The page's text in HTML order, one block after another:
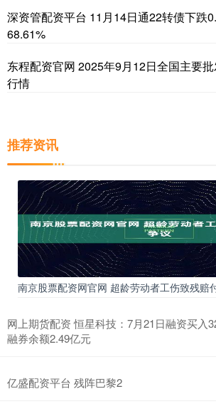
深资管配资平台 11月14日通22转债下跌
68.61%
东程配资官网 2025年9月12日全国主要
行情
推荐资讯
南京股票配资网官网 超龄劳动者工伤致残赔
网上期货配资 恒星科技：7月21日融资买入
融券余额2.49亿元
亿盛配资平台 残阵巴黎2